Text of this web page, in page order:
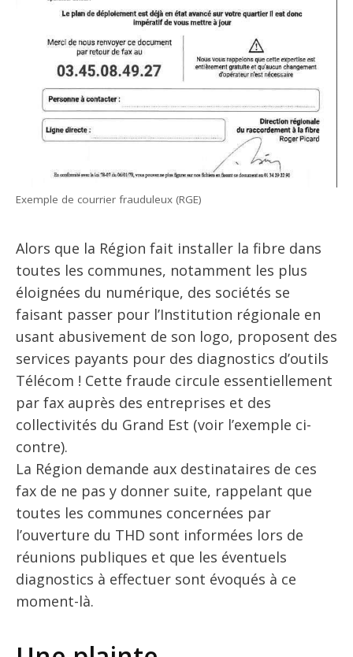
Exemple de courrier frauduleux (RGE)
Alors que la Région fait installer la fibre dans
toutes les communes, notamment les plus
éloignées du numérique, des sociétés se
faisant passer pour l’Institution régionale en
usant abusivement de son logo, proposent des
services payants pour des diagnostics d’outils
Télécom ! Cette fraude circule essentiellement
par fax auprès des entreprises et des
collectivités du Grand Est (voir l’exemple ci-
contre).
La Région demande aux destinataires de ces
fax de ne pas y donner suite, rappelant que
toutes les communes concernées par
l’ouverture du THD sont informées lors de
réunions publiques et que les éventuels
diagnostics à effectuer sont évoqués à ce
moment-là.